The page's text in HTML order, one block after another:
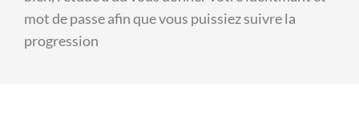
mot de passe afin que vous puissiez suivre la
progression